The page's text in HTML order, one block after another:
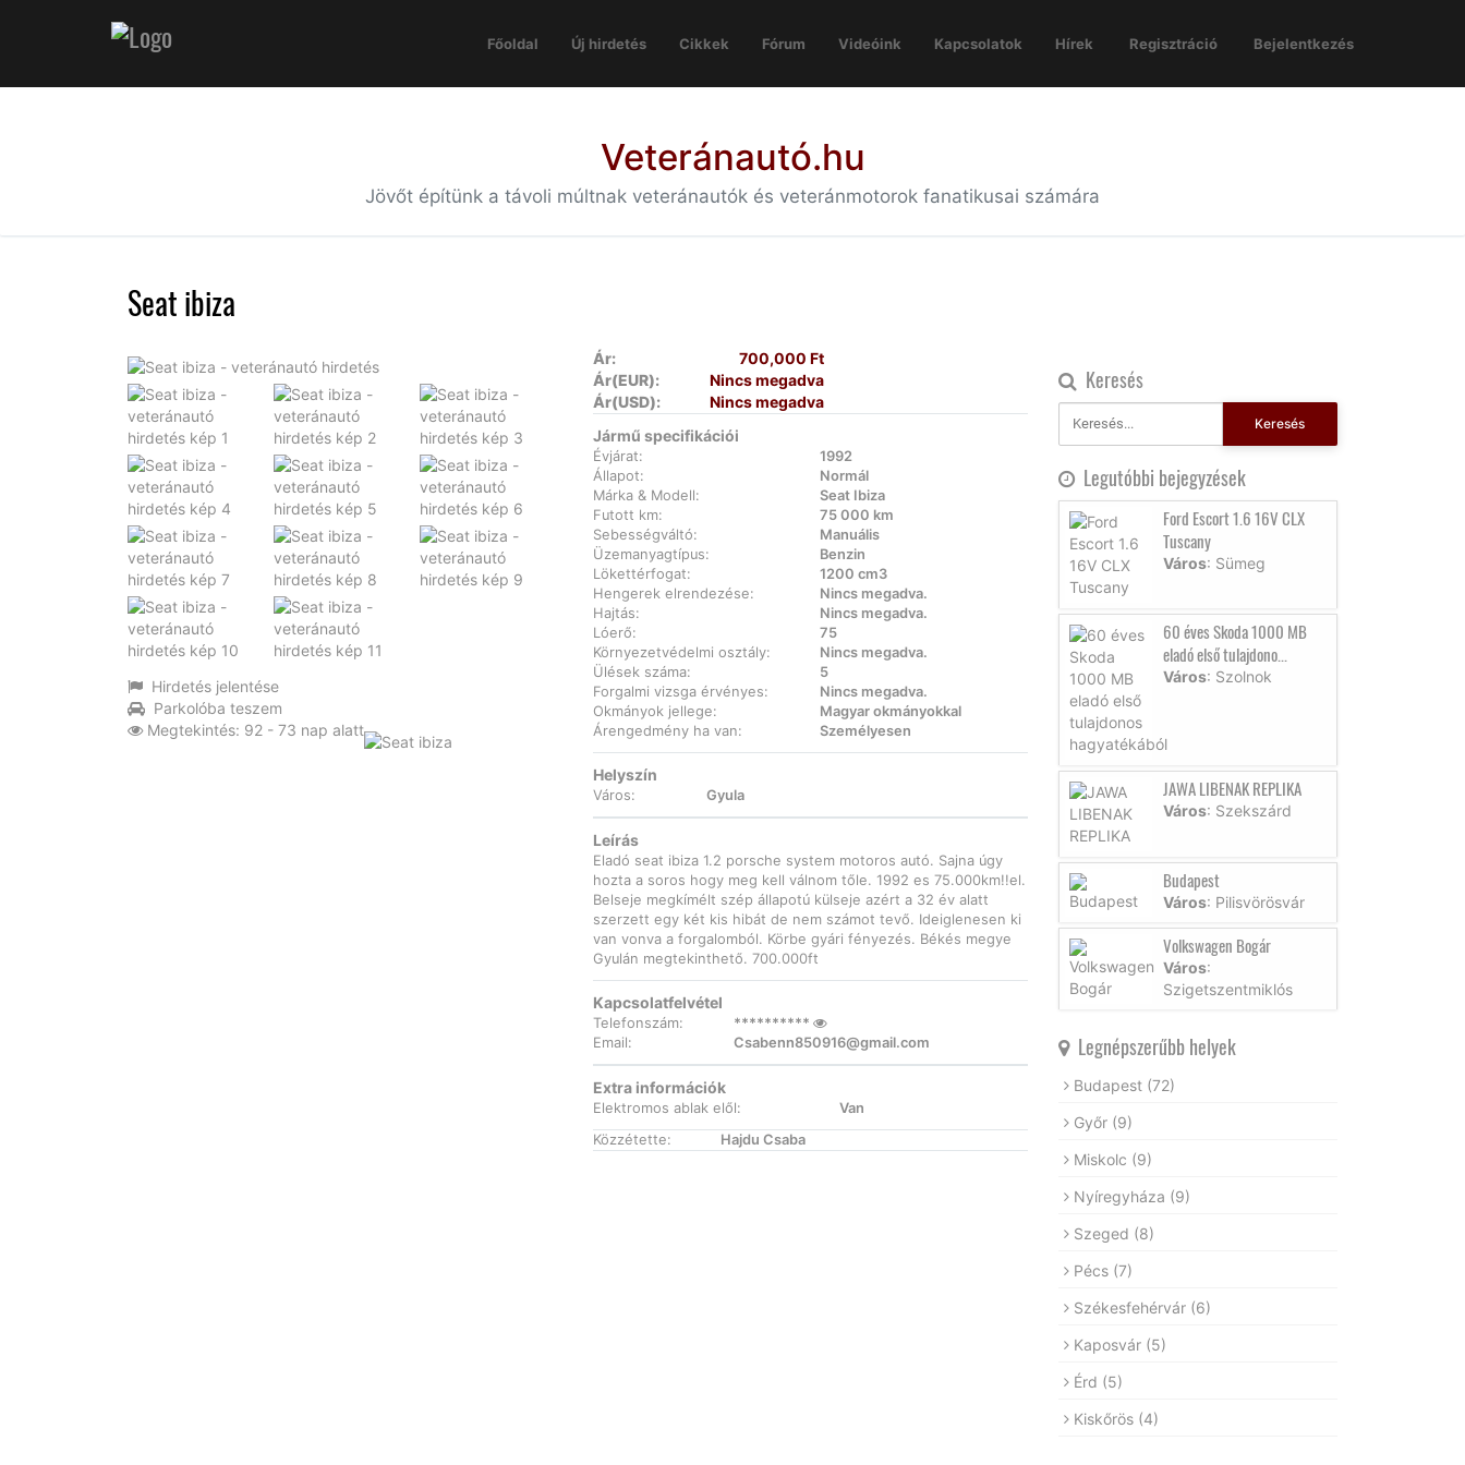
Főoldal Új hirdetés Cikkek Fórum Videóink Kapcsolatok Hírek Regisztráció Bejelentkezés
Veteránautó.hu
Jövőt építünk a távoli múltnak veteránautók és veteránmotorok fanatikusai számára
Seat ibiza
Hirdetés jelentése
Parkolóba teszem
Megtekintés: 92 - 73 nap alatt
Ár:
700,000 Ft
Ár(EUR):
Nincs megadva
Ár(USD):
Nincs megadva
Jármű specifikációi
Évjárat:
1992
Állapot:
Normál
Márka & Modell:
Seat Ibiza
Futott km:
75 000 km
Sebességváltó:
Manuális
Üzemanyagtípus:
Benzin
Lökettérfogat:
1200 cm3
Hengerek elrendezése:
Nincs megadva.
Hajtás:
Nincs megadva.
Lóerő:
75
Környezetvédelmi osztály:
Nincs megadva.
Ülések száma:
5
Forgalmi vizsga érvényes:
Nincs megadva.
Okmányok jellege:
Magyar okmányokkal
Árengedmény ha van:
Személyesen
Helyszín
Város: Gyula
Leírás
Eladó seat ibiza 1.2 porsche system motoros autó. Sajna úgy
hozta a soros hogy meg kell válnom tőle. 1992 es 75.000km!!el.
Belseje megkímélt szép állapotú külseje azért a 32 év alatt
szerzett egy két kis hibát de nem számot tevő. Ideiglenesen ki
van vonva a forgalomból. Körbe gyári fényezés. Békés megye
Gyulán megtekinthető. 700.000ft
Kapcsolatfelvétel
Telefonszám:
**********
Email:
Csabenn850916@gmail.com
Extra információk
Elektromos ablak elől:
Van
Közzétette:
Hajdu Csaba
Keresés
Keresés
Legutóbbi bejegyzések
Ford Escort 1.6 16V CLX
Tuscany
Város: Sümeg
60 éves Skoda 1000 MB
eladó első tulajdono...
Város: Szolnok
JAWA LIBENAK REPLIKA
Város: Szekszárd
Budapest
Város: Pilisvörösvár
Volkswagen Bogár
Város:
Szigetszentmiklós
Legnépszerűbb helyek
Budapest (72)
Győr (9)
Miskolc (9)
Nyíregyháza (9)
Szeged (8)
Pécs (7)
Székesfehérvár (6)
Kaposvár (5)
Érd (5)
Kiskőrös (4)